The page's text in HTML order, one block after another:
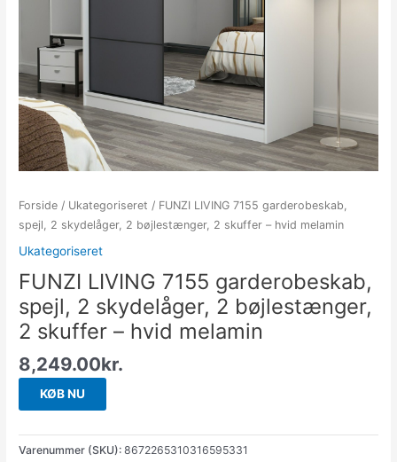
Forside / Ukategoriseret / FUNZI LIVING 7155 garderobeskab,
spejl, 2 skydelåger, 2 bøjlestænger, 2 skuffer – hvid melamin
Ukategoriseret
FUNZI LIVING 7155 garderobeskab,
spejl, 2 skydelåger, 2 bøjlestænger,
2 skuffer – hvid melamin
8,249.00kr.
KØB NU
Varenummer (SKU):8672265310316595331